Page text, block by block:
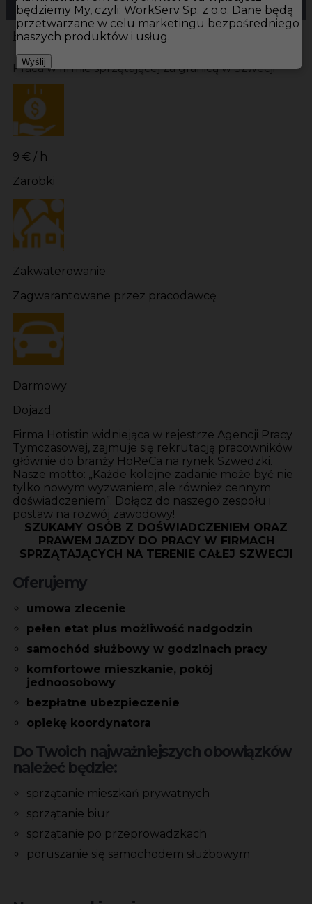
Hotistin Oferty pracySprzątanie Are
Praca w firmie sprzątającej za granicą w Szwecji
9 € / h
Zarobki
Zakwaterowanie
Zagwarantowane przez pracodawcę
Darmowy
Dojazd
Firma Hotistin widniejąca w rejestrze Agencji Pracy
Tymczasowej, zajmuje się rekrutacją pracowników
głównie do branży HoReCa na rynek Szwedzki.
Nasze motto: „Każde kolejne zadanie może być nie
tylko nowym wyzwaniem, ale również cennym
doświadczeniem”. Dołącz do naszego zespołu i
postaw na rozwój zawodowy!
SZUKAMY OSÓB Z DOŚWIADCZENIEM ORAZ
PRAWEM JAZDY DO PRACY W FIRMACH
SPRZĄTAJĄCYCH NA TERENIE CAŁEJ SZWECJI
Oferujemy
umowa zlecenie
pełen etat plus możliwość nadgodzin
samochód służbowy w godzinach pracy
komfortowe mieszkanie, pokój
jednoosobowy
bezpłatne ubezpieczenie
opiekę koordynatora
Do Twoich najważniejszych obowiązków
należeć będzie:
sprzątanie mieszkań prywatnych
sprzątanie biur
sprzątanie po przeprowadzkach
poruszanie się samochodem służbowym
będziemy My, czyli: WorkServ Sp. z o.o. Dane będą
przetwarzane w celu marketingu bezpośredniego
naszych produktów i usług.
Wyślij